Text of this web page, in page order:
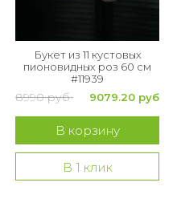
Букет из 11 кустовых
пионовидных роз 60 см
#11939
8990 руб 9079.20 руб
В корзину
В 1 клик